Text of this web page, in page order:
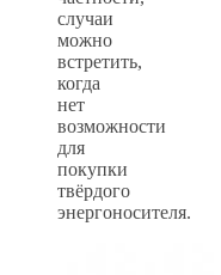
случаи
можно
встретить,
когда
нет
возможности
для
покупки
твёрдого
энергоносителя.